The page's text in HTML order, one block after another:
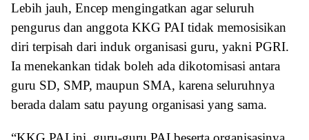
Lebih jauh, Encep mengingatkan agar seluruh
pengurus dan anggota KKG PAI tidak memosisikan
diri terpisah dari induk organisasi guru, yakni PGRI.
Ia menekankan tidak boleh ada dikotomisasi antara
guru SD, SMP, maupun SMA, karena seluruhnya
berada dalam satu payung organisasi yang sama.